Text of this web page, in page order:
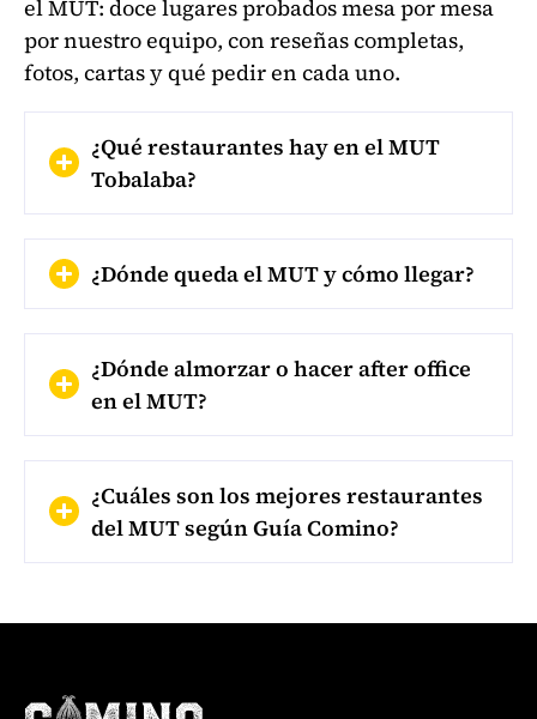
el MUT: doce lugares probados mesa por mesa
por nuestro equipo, con reseñas completas,
fotos, cartas y qué pedir en cada uno.
¿Qué restaurantes hay en el MUT
Tobalaba?
¿Dónde queda el MUT y cómo llegar?
¿Dónde almorzar o hacer after office
en el MUT?
¿Cuáles son los mejores restaurantes
del MUT según Guía Comino?